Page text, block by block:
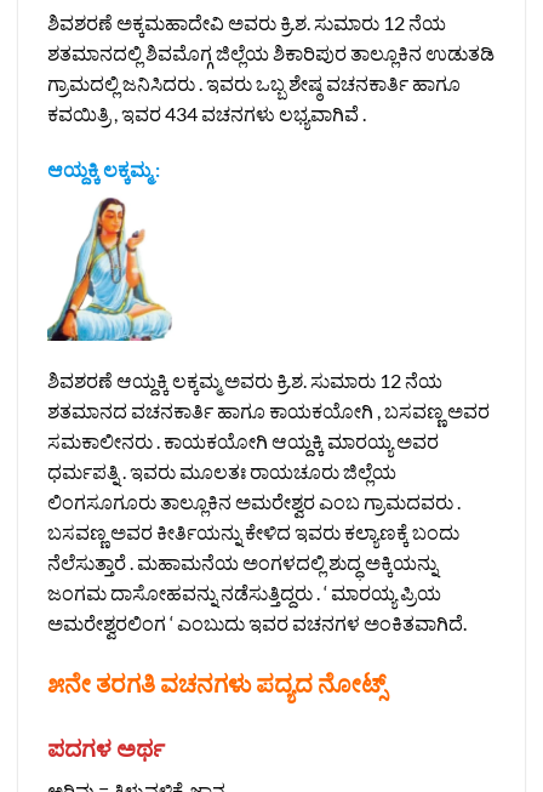
ಶಿವಶರಣೆ ಅಕ್ಕಮಹಾದೇವಿ ಅವರು ಕ್ರಿ.ಶ. ಸುಮಾರು 12 ನೆಯ
ಶತಮಾನದಲ್ಲಿ ಶಿವಮೊಗ್ಗ ಜಿಲ್ಲೆಯ ಶಿಕಾರಿಪುರ ತಾಲ್ಲೂಕಿನ ಉಡುತಡಿ
ಗ್ರಾಮದಲ್ಲಿ ಜನಿಸಿದರು . ಇವರು ಒಬ್ಬ ಶೇಷ್ಠ ವಚನಕಾರ್ತಿ ಹಾಗೂ
ಕವಯಿತ್ರಿ , ಇವರ 434 ವಚನಗಳು ಲಭ್ಯವಾಗಿವೆ .
ಆಯ್ದಕ್ಕಿ ಲಕ್ಕಮ್ಮ :
ಶಿವಶರಣೆ ಆಯ್ದಕ್ಕಿ ಲಕ್ಕಮ್ಮ ಅವರು ಕ್ರಿ.ಶ. ಸುಮಾರು 12 ನೆಯ
ಶತಮಾನದ ವಚನಕಾರ್ತಿ ಹಾಗೂ ಕಾಯಕಯೋಗಿ , ಬಸವಣ್ಣ ಅವರ
ಸಮಕಾಲೀನರು . ಕಾಯಕಯೋಗಿ ಆಯ್ದಕ್ಕಿ ಮಾರಯ್ಯ ಅವರ
ಧರ್ಮಪತ್ನಿ . ಇವರು ಮೂಲತಃ ರಾಯಚೂರು ಜಿಲ್ಲೆಯ
ಲಿಂಗಸೂಗೂರು ತಾಲ್ಲೂಕಿನ ಅಮರೇಶ್ವರ ಎಂಬ ಗ್ರಾಮದವರು .
ಬಸವಣ್ಣ ಅವರ ಕೀರ್ತಿಯನ್ನು ಕೇಳಿದ ಇವರು ಕಲ್ಯಾಣಕ್ಕೆ ಬಂದು
ನೆಲೆಸುತ್ತಾರೆ . ಮಹಾಮನೆಯ ಅಂಗಳದಲ್ಲಿ ಶುದ್ಧ ಅಕ್ಕಿಯನ್ನು
ಜಂಗಮ ದಾಸೋಹವನ್ನು ನಡೆಸುತ್ತಿದ್ದರು . ‘ ಮಾರಯ್ಯ ಪ್ರಿಯ
ಅಮರೇಶ್ವರಲಿಂಗ ‘ ಎಂಬುದು ಇವರ ವಚನಗಳ ಅಂಕಿತವಾಗಿದೆ.
೫ನೇ ತರಗತಿ ವಚನಗಳು ಪದ್ಯದ ನೋಟ್ಸ್‌
ಪದಗಳ ಅರ್ಥ